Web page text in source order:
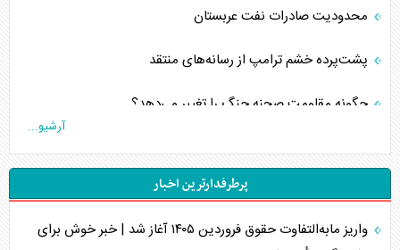
محدودیت صادرات نفت عربستان
پشت‌پرده خشم ترامپ از رسانه‌های منتقد
چگونه مقاومت صحنه جنگ را تغییر می‌دهد؟
تحلیل جامع پدیده تراستی‌ها
تأثیر جنگ ایران و آمریکا بر اقتصاد جهانی
آرشیو...
پرطرفدارترین اخبار
واریز مابه‌التفاوت حقوق فروردین ۱۴۰۵ آغاز شد | خبر خوش برای